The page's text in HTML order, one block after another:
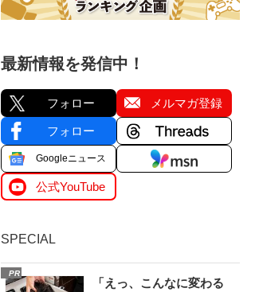
最新情報を発信中！
フォロー メルマガ登録
フォロー
Googleニュース
公式YouTube
SPECIAL
PR
「えっ、こんなに変わる